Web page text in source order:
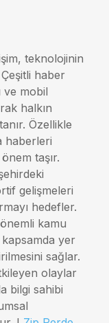
teknolojinin
haber
ve mobil
halkın
Özellikle
haberleri
taşır.
gelişmeleri
hedefler.
kamu
yer
sağlar.
olaylar
bilgi sahibi